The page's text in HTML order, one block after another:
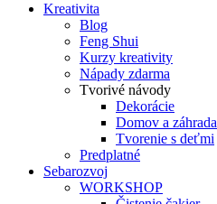
Kreativita
Blog
Feng Shui
Kurzy kreativity
Nápady zdarma
Tvorivé návody
Dekorácie
Domov a záhrada
Tvorenie s deťmi
Predplatné
Sebarozvoj
WORKSHOP